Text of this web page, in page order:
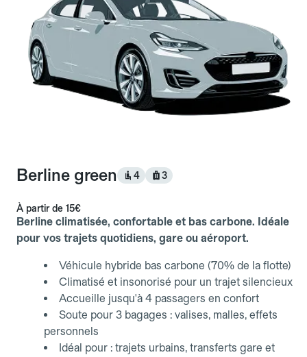
Berline green 4 3
À partir de 15€
Berline climatisée, confortable et bas carbone. Idéale
pour vos trajets quotidiens, gare ou aéroport.
Véhicule hybride bas carbone (70% de la flotte)
Climatisé et insonorisé pour un trajet silencieux
Accueille jusqu'à 4 passagers en confort
Soute pour 3 bagages : valises, malles, effets
personnels
Idéal pour : trajets urbains, transferts gare et